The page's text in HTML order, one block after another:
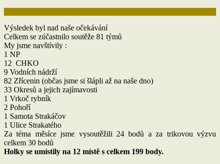
Výsledek byl nad naše očekávání
Celkem se zúčastnilo soutěže 81 týmů
My jsme navštívily :
1 NP
12 CHKO
9 Vodních nádrží
82 Zřícenin (občas jsme si šlápli až na naše dno)
33 Okresů a jejich zajímavosti
1 Vrkoč rybník
2 Pohoří
1 Samota Strakáčov
1 Ulice Strakatého
Za téma měsíce jsme vysoutěžili 24 bodů a za trikovou výzvu
celkem 30 bodů
Holky se umístily na 12 místě s celkem 199 body.